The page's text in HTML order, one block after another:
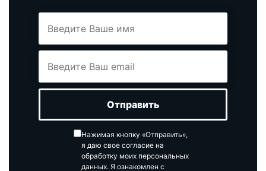
Нажимая кнопку «Отправить»,
я даю свое согласие на
обработку моих персональных
данных. Я ознакомлен с